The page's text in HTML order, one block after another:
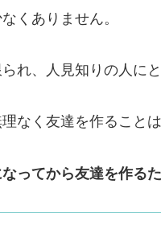
くありません。
れ、人見知りの人に
なく友達を作ることは
ってから友達を作る